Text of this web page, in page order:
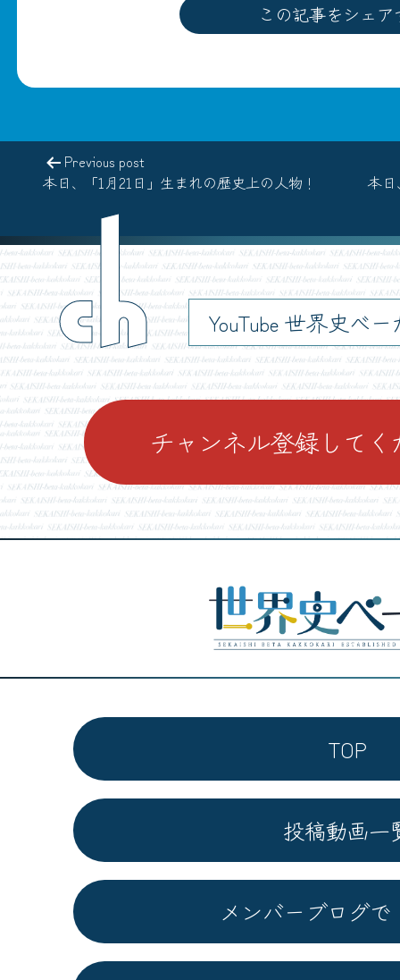
この記事をシェア
Previous post
本日、「1月21日」生まれの歴史上の人物！
本日
YouTube 世界史べ
ch
チャンネル登録して
TOP
投稿動画一
メンバーブログで